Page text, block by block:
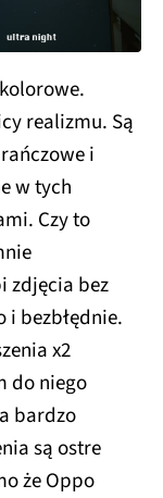
realizmu. Są
i
w tych
Czy to
zdjęcia bez
i bezbłędnie.
x2
do niego
bardzo
są ostre
że Oppo